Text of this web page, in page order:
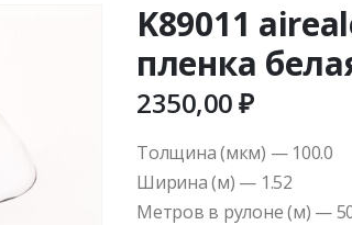
K89011
пленка
2350,00₽
Толщина (мкм) — 100.0
Ширина (м) — 1.52
Метров в рулоне (м) —